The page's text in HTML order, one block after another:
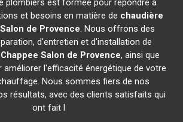
plombiers est formée pour répondre à
et besoins en matière de chaudière
Salon de Provence. Nous offrons des
d'entretien et d'installation de
Salon de Provence, ainsi que
améliorer l'efficacité énergétique de votre
Nous sommes fiers de nos
résultats, avec des clients satisfaits qui
ont fait l